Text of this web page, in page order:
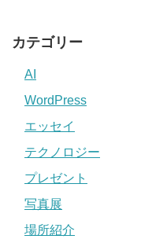
カテゴリー
AI
WordPress
エッセイ
テクノロジー
プレゼント
写真展
場所紹介